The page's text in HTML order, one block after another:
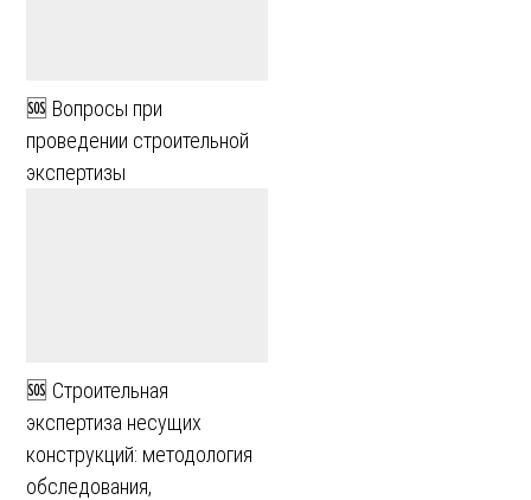
🆘 Вопросы при
проведении строительной
экспертизы
🆘 Строительная
экспертиза несущих
конструкций: методология
обследования,